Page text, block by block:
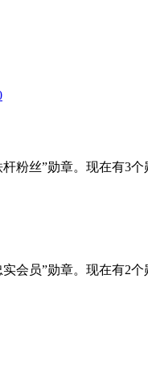
粉丝”勋章。现在有3
会员”勋章。现在有2